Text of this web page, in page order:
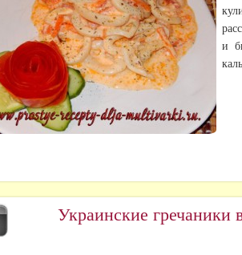
и
Украинские гречаники